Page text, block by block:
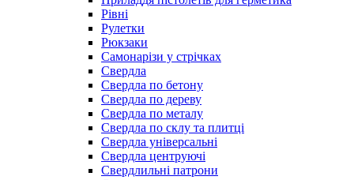
Рівні
Рулетки
Рюкзаки
Самонарізи у стрічках
Свердла
Свердла по бетону
Свердла по дереву
Свердла по металу
Свердла по склу та плитці
Свердла універсальні
Свердла центруючі
Свердлильні патрони